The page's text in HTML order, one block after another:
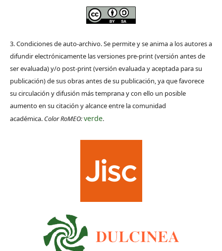
3. Condiciones de auto-archivo. Se permite y se anima a los autores a
difundir electrónicamente las versiones pre-print (versión antes de
ser evaluada) y/o post-print (versión evaluada y aceptada para su
publicación) de sus obras antes de su publicación, ya que favorece
su circulación y difusión más temprana y con ello un posible
aumento en su citación y alcance entre la comunidad
académica. Color RoMEO:verde.